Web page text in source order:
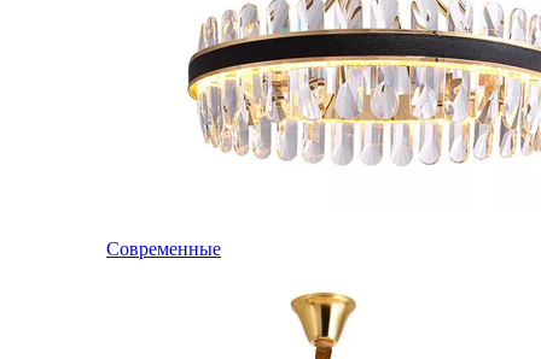
Современные